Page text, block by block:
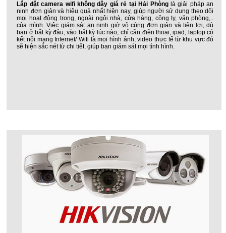
Lắp đặt camera wifi không dây giá rẻ tại Hải Phònglà giải pháp an
ninh đơn giản và hiệu quả nhất hiện nay, giúp người sử dụng theo dõi
mọi hoạt động trong, ngoài ngôi nhà, cửa hàng, công ty, văn phòng,..
của mình. Việc giám sát an ninh giờ vô cùng đơn giản và tiện lợi, dù
bạn ở bất kỳ đâu, vào bất kỳ lúc nào, chỉ cần điện thoại, ipad, laptop có
kết nối mạng Internet/ Wifi là mọi hình ảnh, video thực tế từ khu vực đó
sẽ hiện sắc nét từ chi tiết, giúp bạn giám sát mọi tình hình.